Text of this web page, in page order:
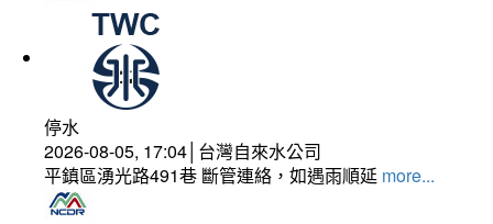
停水
2026-08-05, 17:04│台灣自來水公司
平鎮區湧光路491巷 斷管連絡，如遇雨順延 more...